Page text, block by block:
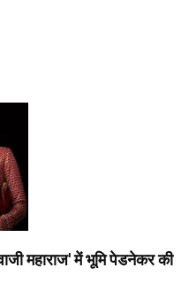
महाराज' में भूमि पेडनेकर की